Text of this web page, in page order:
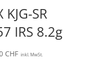
KJG-SR
IRS 8.2g
CHF inkl. MwSt.